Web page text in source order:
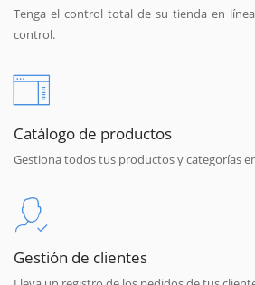
Tenga el control total de su tienda en
control.
Catálogo de productos
Gestiona todos tus productos y categorías
Gestión de clientes